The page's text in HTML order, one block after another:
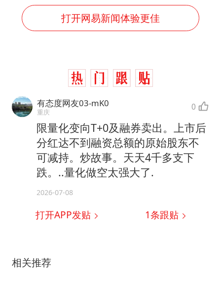
打开网易新闻体验更佳
有态度网友03-mK0
重庆 0
限量化变向T+0及融券卖出。上市后
分红达不到融资总额的原始股东不
可减持。炒故事。天天4千多支下
跌。..量化做空太强大了.
2026-07-08
打开APP发贴 1条跟贴
相关推荐